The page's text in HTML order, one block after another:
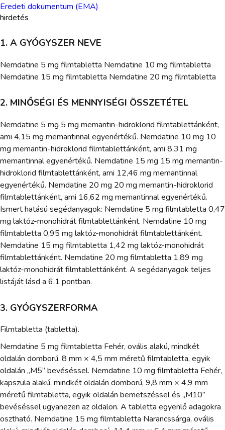
Eredeti dokumentum (EMA)
hirdetés
1. A GYÓGYSZER NEVE
Nemdatine 5 mg filmtabletta Nemdatine 10 mg filmtabletta
Nemdatine 15 mg filmtabletta Nemdatine 20 mg filmtabletta
2. MINŐSÉGI ÉS MENNYISÉGI ÖSSZETÉTEL
Nemdatine 5 mg 5 mg memantin-hidroklorid filmtablettánként,
ami 4,15 mg memantinnal egyenértékű. Nemdatine 10 mg 10
mg memantin-hidroklorid filmtablettánként, ami 8,31 mg
memantinnal egyenértékű. Nemdatine 15 mg 15 mg memantin-
hidroklorid filmtablettánként, ami 12,46 mg memantinnal
egyenértékű. Nemdatine 20 mg 20 mg memantin-hidroklorid
filmtablettánként, ami 16,62 mg memantinnal egyenértékű.
Ismert hatású segédanyagok: Nemdatine 5 mg filmtabletta 0,47
mg laktóz-monohidrát filmtablettánként. Nemdatine 10 mg
filmtabletta 0,95 mg laktóz-monohidrát filmtablettánként.
Nemdatine 15 mg filmtabletta 1,42 mg laktóz-monohidrát
filmtablettánként. Nemdatine 20 mg filmtabletta 1,89 mg
laktóz-monohidrát filmtablettánként. A segédanyagok teljes
listáját lásd a 6.1 pontban.
3. GYÓGYSZERFORMA
Filmtabletta (tabletta).
Nemdatine 5 mg filmtabletta Fehér, ovális alakú, mindkét
oldalán domború, 8 mm × 4,5 mm méretű filmtabletta, egyik
oldalán „M5” bevéséssel. Nemdatine 10 mg filmtabletta Fehér,
kapszula alakú, mindkét oldalán domború, 9,8 mm × 4,9 mm
méretű filmtabletta, egyik oldalán bemetszéssel és „M10”
bevéséssel ugyanezen az oldalon. A tabletta egyenlő adagokra
osztható. Nemdatine 15 mg filmtabletta Narancssárga, ovális